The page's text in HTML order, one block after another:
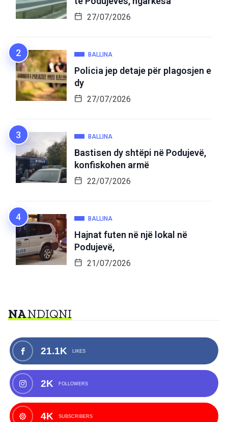
27/07/2026
BALLINA
Policia jep detaje për plagosjen e
dy
27/07/2026
BALLINA
Bastisen dy shtëpi në Podujevë,
konfiskohen armë
22/07/2026
BALLINA
Hajnat futen në një lokal në
Podujevë,
21/07/2026
NANDIQNI
21.1K LIKES
2K FOLLOWERS
4K SUBSCRIBERS